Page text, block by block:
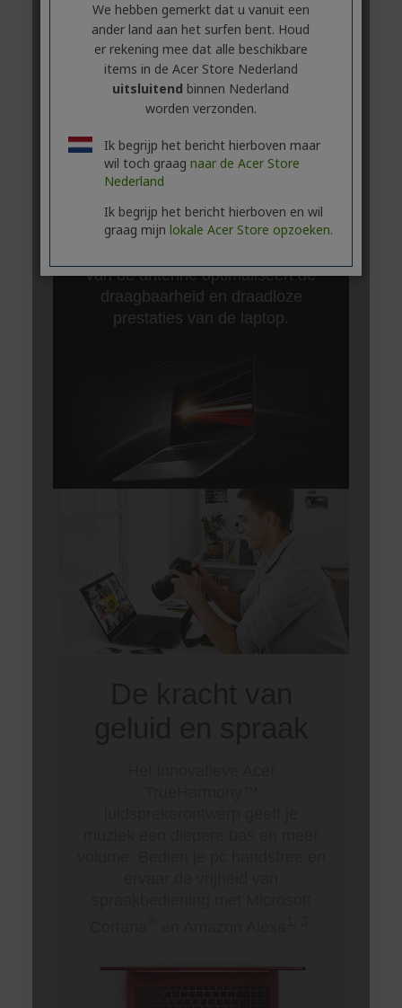
We hebben gemerkt dat u vanuit een
ander land aan het surfen bent. Houd
er rekening mee dat alle beschikbare
items in de Acer Store Nederland
uitsluitend binnen Nederland
worden verzonden.
Ik begrijp het bericht hierboven maar
wil toch graag naar de Acer Store
Nederland
Ik begrijp het bericht hierboven en wil
graag mijn lokale Acer Store opzoeken.